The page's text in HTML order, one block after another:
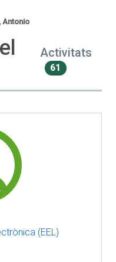
Antonio
Activitats
61
(EEL)